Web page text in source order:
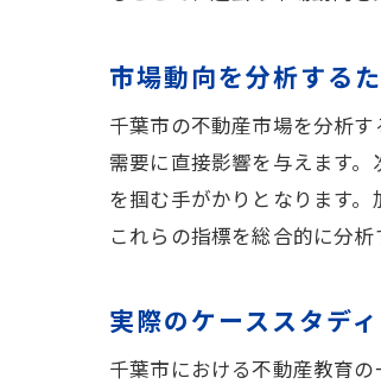
市場動向を分析する
千葉市の不動産市場を分析
需要に直接影響を与えます
を掴む手がかりとなります
これらの指標を総合的に分
実際のケーススタデ
千葉市における不動産教育